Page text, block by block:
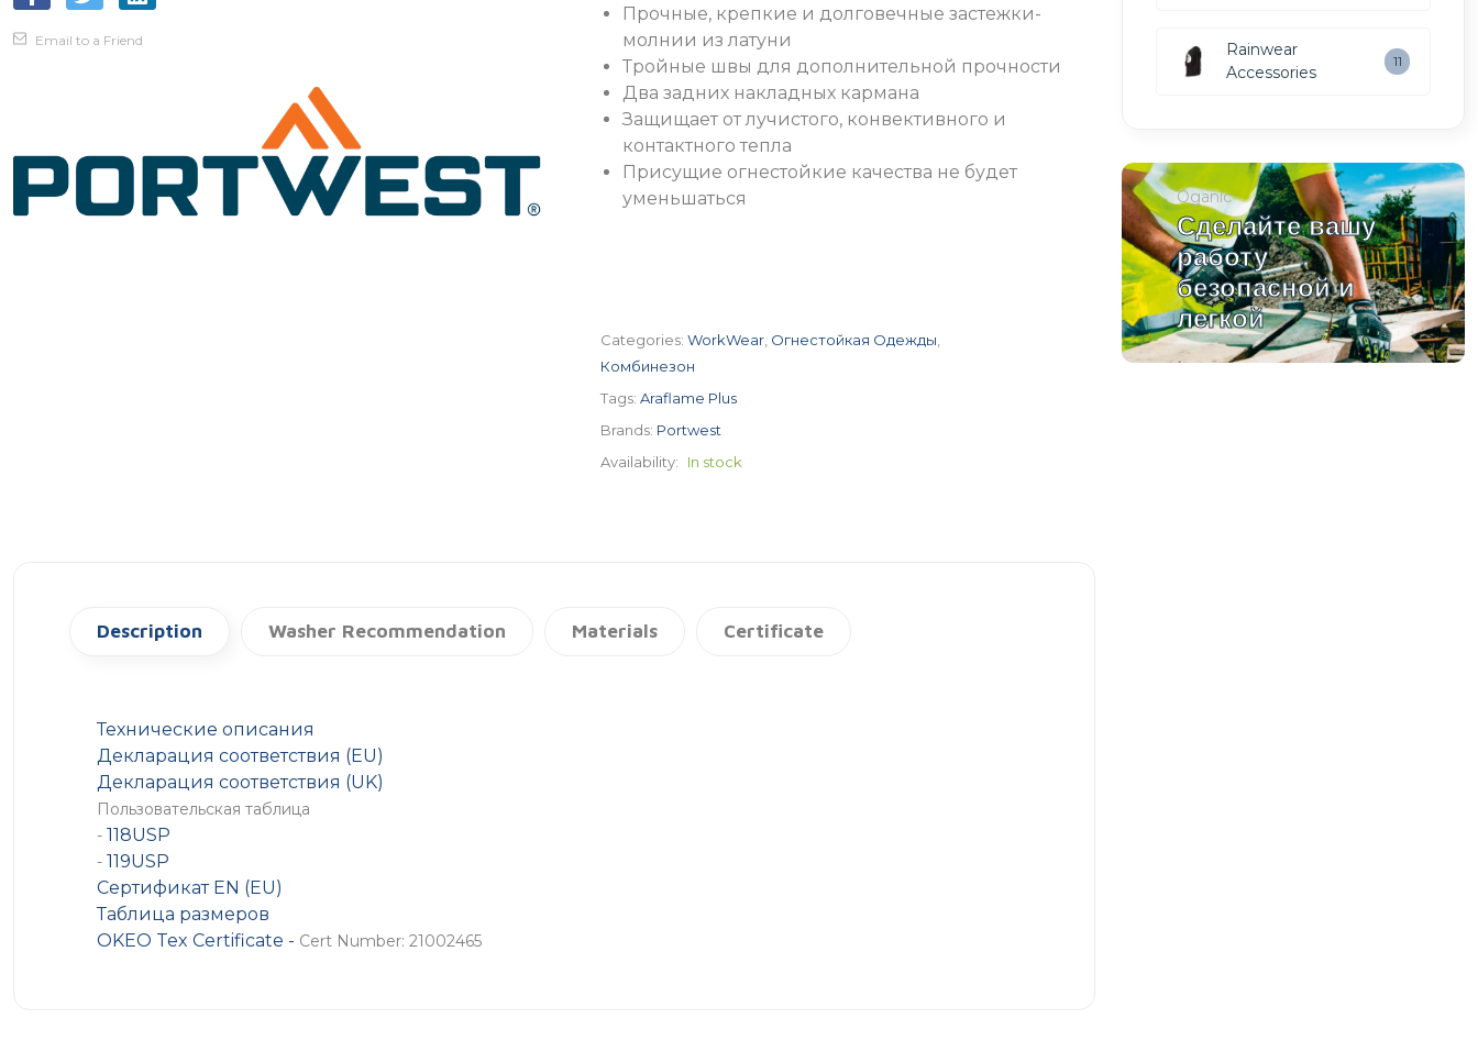
Email to a Friend
Прочные, крепкие и долговечные застежки-
молнии из латуни
Тройные швы для дополнительной прочности
Два задних накладных кармана
Защищает от лучистого, конвективного и
контактного тепла
Присущие огнестойкие качества не будет
уменьшаться
Categories: WorkWear, Огнестойкая Одежды,
Комбинезон
Tags: Araflame Plus
Brands: Portwest
Availability:
In stock
Description Washer Recommendation Materials Certificate
Технические описания
Декларация соответствия (EU)
Декларация соответствия (UK)
Пользовательская таблица
- 118USP
- 119USP
Сертификат EN (EU)
Таблица размеров
OKEO Tex Certificate - Cert Number: 21002465
Rainwear
Accessories
11
Oganic
Сделайте вашу
работу
безопасной и
легкой